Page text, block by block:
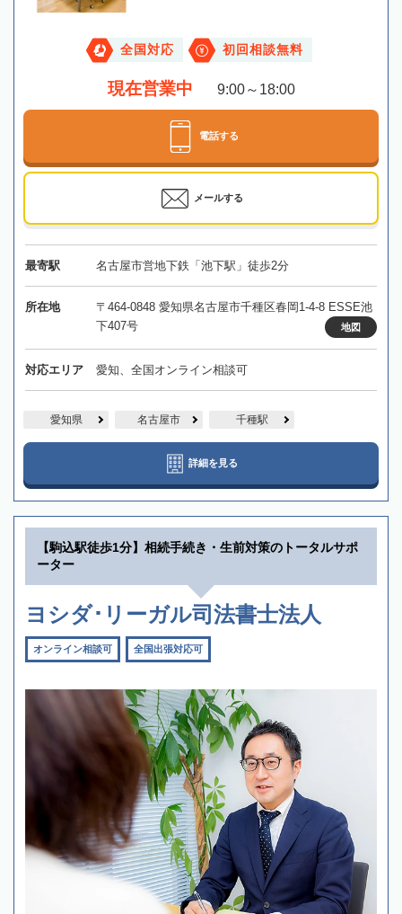
全国対応 初回相談無料
現在営業中 9:00～18:00
電話する
メールする
最寄駅 名古屋市営地下鉄「池下駅」徒歩2分
所在地
〒464-0848 愛知県名古屋市千種区春岡1-4-8 ESSE池
下407号
地図
対応エリア 愛知、全国オンライン相談可
愛知県 名古屋市 千種駅
詳細を見る
【駒込駅徒歩1分】相続手続き・生前対策のトータルサポ
ーター
ヨシダ･リーガル司法書士法人
オンライン相談可 全国出張対応可